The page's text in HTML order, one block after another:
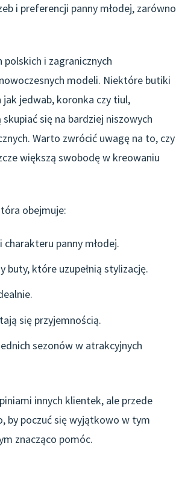
i preferencji panny młodej, zarówno
i zagranicznych
modeli. Niektóre butiki
jedwab, koronka czy tiul,
się na bardziej niszowych
Warto zwrócić uwagę na to, czy
większą swobodę w kreowaniu
obejmuje:
panny młodej.
które uzupełnią stylizację.
się przyjemnością.
sezonów w atrakcyjnych
innych klientek, ale przede
by poczuć się wyjątkowo w tym
znacząco pomóc.